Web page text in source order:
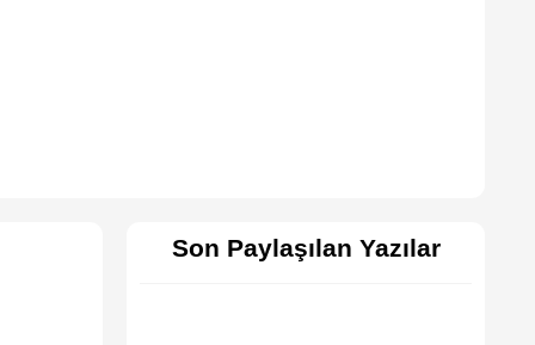
Son Paylaşılan Yazılar